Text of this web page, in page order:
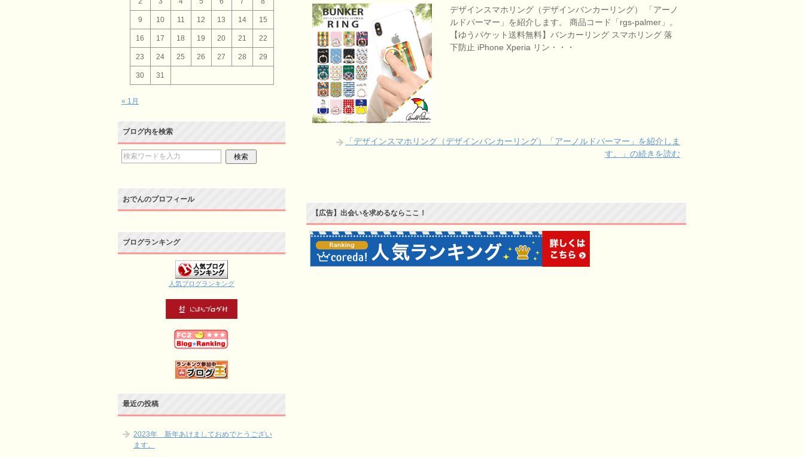
デザインスマホリング（デザインバンカーリング） 「アーノ
ルドパーマー」を紹介します。 商品コード「rgs-palmer」。
【ゆうパケット送料無料】バンカーリング スマホリング 落
下防止 iPhone Xperia リン・・・
「デザインスマホリング（デザインバンカーリング）「アーノルドパーマー」を紹介しま
す。」の続きを読む
【広告】出会いを求めるならここ！
9 10 11 12 13 14 15
16 17 18 19 20 21 22
23 24 25 26 27 28 29
30 31
« 1月
ブログ内を検索
おでんのプロフィール
ブログランキング
人気ブログランキング
最近の投稿
2023年 新年あけましておめでとうござい
ます。